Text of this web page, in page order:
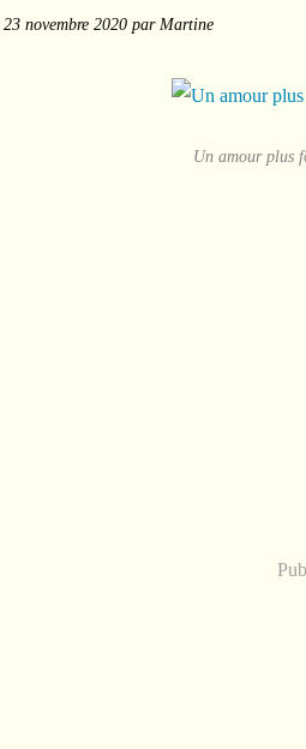
23 novembre 2020 par Martine
Un amour plus